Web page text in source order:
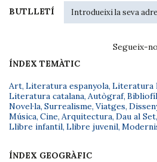
BUTLLETÍ
Segueix-
ÍNDEX TEMÀTIC
Art, Literatura espanyola, Literatura
Literatura catalana, Autògraf,
Novel·la, Surrealisme, Viatges,
Música, Cine, Arquitectura, Dau al Set,
Llibre infantil, Llibre juvenil,
ÍNDEX GEOGRÀFIC